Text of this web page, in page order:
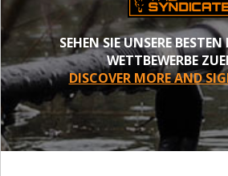
SEHEN SIE UNSERE
WETTBEWERBE
DISCOVER MORE AND